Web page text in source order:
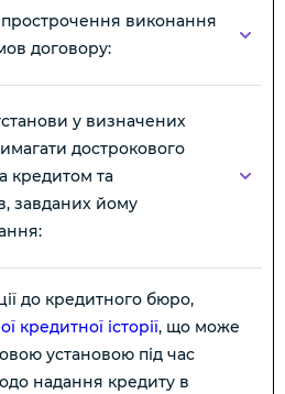
прострочення виконання
договору:
у визначених
дострокового
кредитом та
завданих йому
до кредитного бюро,
кредитної історії, що може
установою під час
надання кредиту в